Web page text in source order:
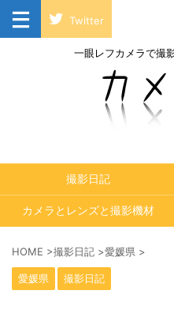
Twitter
一眼レフカメラで撮
撮影日記
カメラとレンズと撮影機材
HOME >撮影日記 >愛媛県 >
愛媛県 撮影日記